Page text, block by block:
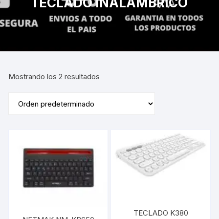
Mostrando los 2 resultados
TECLADO K380